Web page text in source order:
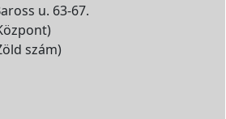
u. 63-67.
szám)